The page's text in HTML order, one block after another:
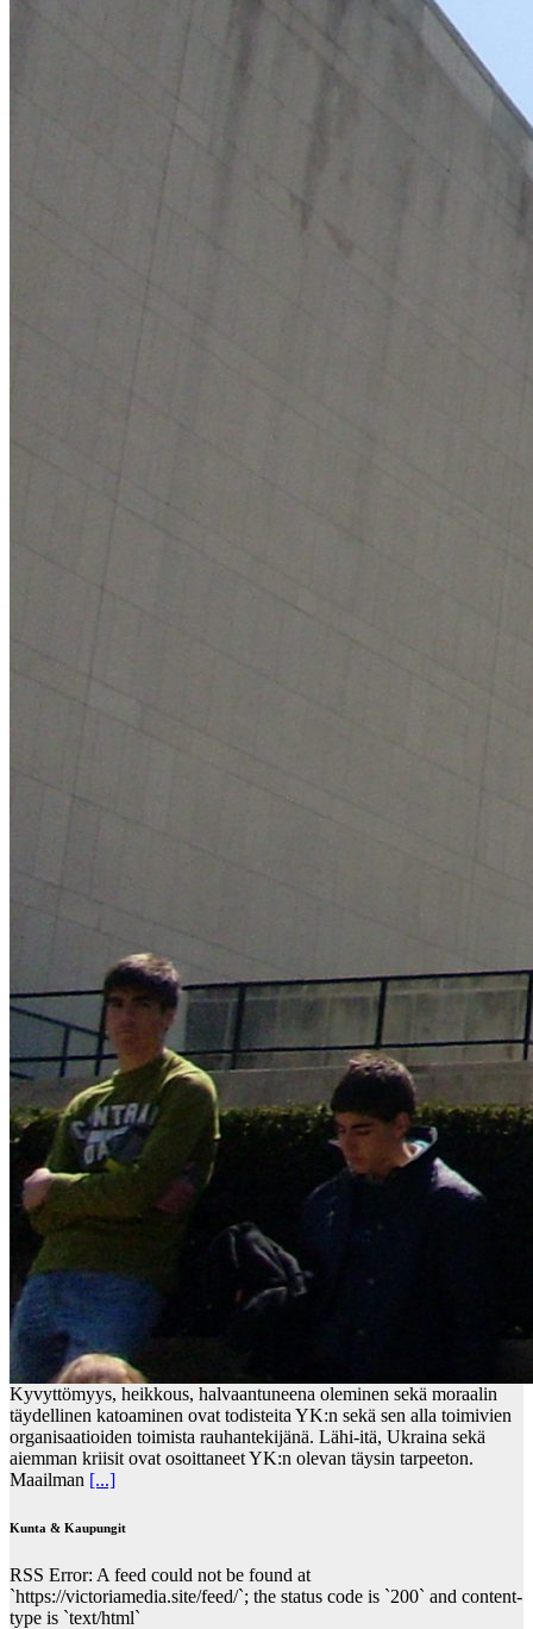
Kyvyttömyys, heikkous, halvaantuneena oleminen sekä moraalin
täydellinen katoaminen ovat todisteita YK:n sekä sen alla toimivien
organisaatioiden toimista rauhantekijänä. Lähi-itä, Ukraina sekä
aiemman kriisit ovat osoittaneet YK:n olevan täysin tarpeeton.
Maailman [...]
Kunta & Kaupungit
RSS Error: A feed could not be found at
`https://victoriamedia.site/feed/`; the status code is `200` and content-
type is `text/html`